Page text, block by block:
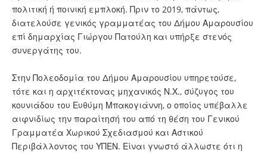
πολιτική ή ποινική εμπλοκή. Πριν το 2019, πάντως,
διατελούσε γενικός γραμματέας του Δήμου Αμαρουσίου
επί δημαρχίας Γιώργου Πατούλη και υπήρξε στενός
συνεργάτης του.
Στην Πολεοδομία του Δήμου Αμαρουσίου υπηρετούσε,
τότε και η αρχιτέκτονας μηχανικός Ν.Χ., σύζυγος του
κουνιάδου του Ευθύμη Μπακογιάννη, ο οποίος υπέβαλλε
αιφνιδίως την παραίτησή του από τη θέση του Γενικού
Γραμματέα Χωρικού Σχεδιασμού και Αστικού
Περιβάλλοντος του ΥΠΕΝ. Είναι γνωστό άλλωστε ότι η